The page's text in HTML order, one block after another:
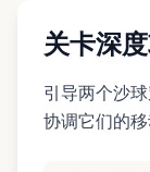
关卡深
引导两个沙
协调它们的